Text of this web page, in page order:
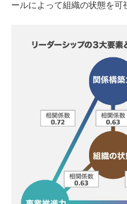
ールによって組織の状態を可